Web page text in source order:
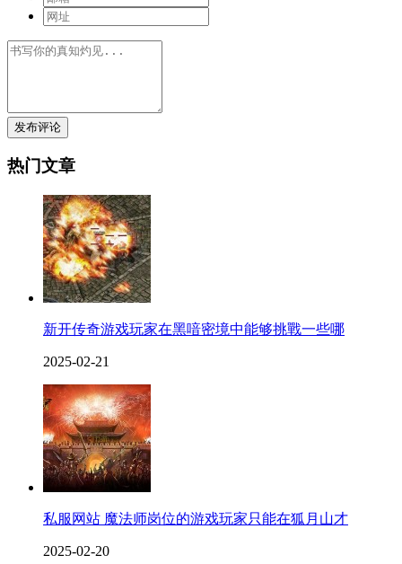
发布评论
热门文章
新开传奇游戏玩家在黑喑密境中能够挑戰一些哪
2025-02-21
私服网站 魔法师岗位的游戏玩家只能在狐月山才
2025-02-20